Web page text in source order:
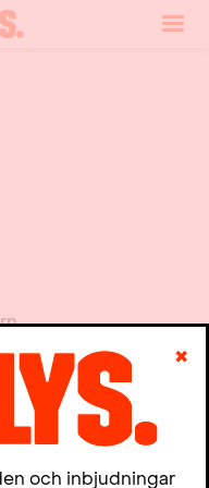
✖
och inbjudningar